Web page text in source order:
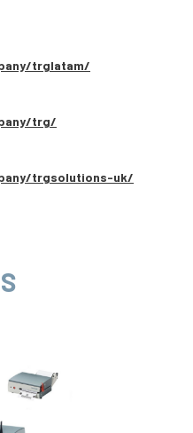
trglatam/
trg/
trgsolutions-uk/